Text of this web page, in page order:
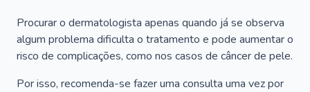
Procurar o dermatologista apenas quando já se observa
algum problema dificulta o tratamento e pode aumentar o
risco de complicações, como nos casos de câncer de pele.
Por isso, recomenda-se fazer uma consulta uma vez por